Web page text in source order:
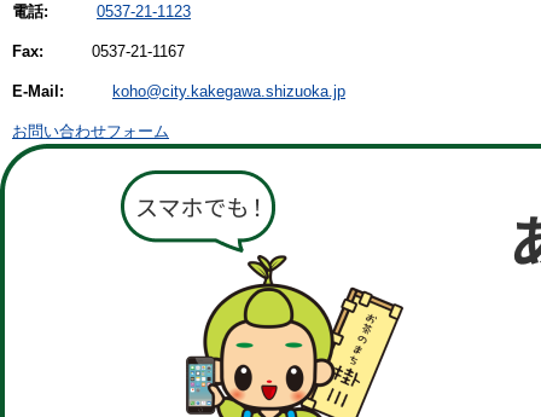
電話: 0537-21-1123
Fax: 0537-21-1167
E-Mail: koho@city.kakegawa.shizuoka.jp
お問い合わせフォーム